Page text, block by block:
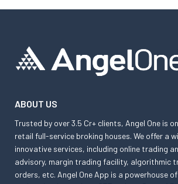
ABOUT US
Trusted by over 3.5 Cr+ clients, Angel One is
retail full-service broking houses. We offer a
innovative services, including online trading
advisory, margin trading facility, algorithmic
orders, etc. Angel One App is a powerhouse